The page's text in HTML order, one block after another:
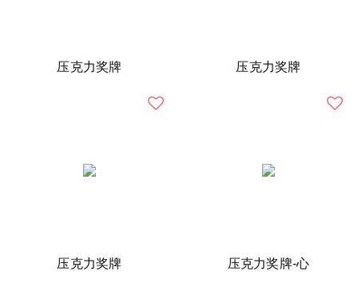
压克力奖牌 压克力奖牌
压克力奖牌 压克力奖牌-心